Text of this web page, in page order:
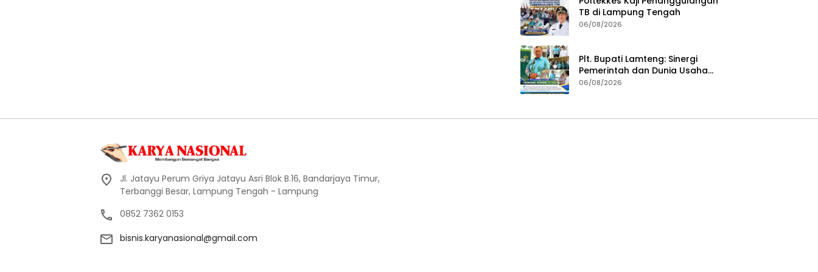
TB di Lampung Tengah
06/08/2026
Plt. Bupati Lamteng: Sinergi
Pemerintah dan Dunia Usaha
Kunci Pembangunan
06/08/2026
Jl. Jatayu Perum Griya Jatayu Asri Blok B.16, Bandarjaya Timur,
Terbanggi Besar, Lampung Tengah - Lampung
0852 7362 0153
bisnis.karyanasional@gmail.com